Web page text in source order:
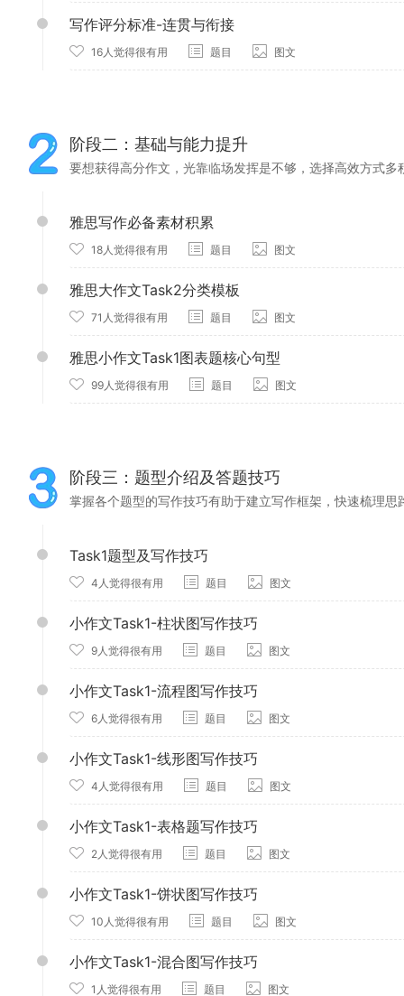
写作评分标准-连贯与衔接
16人觉得很有用 题目 图文
阶段二：基础与能力提升
要想获得高分作文，光靠临场发挥是不够，选择高效方式多
雅思写作必备素材积累
18人觉得很有用 题目 图文
雅思大作文Task2分类模板
71人觉得很有用 题目 图文
雅思小作文Task1图表题核心句型
99人觉得很有用 题目 图文
阶段三：题型介绍及答题技巧
掌握各个题型的写作技巧有助于建立写作框架，快速梳理思
Task1题型及写作技巧
4人觉得很有用 题目 图文
小作文Task1-柱状图写作技巧
9人觉得很有用 题目 图文
小作文Task1-流程图写作技巧
6人觉得很有用 题目 图文
小作文Task1-线形图写作技巧
4人觉得很有用 题目 图文
小作文Task1-表格题写作技巧
2人觉得很有用 题目 图文
小作文Task1-饼状图写作技巧
10人觉得很有用 题目 图文
小作文Task1-混合图写作技巧
1人觉得很有用 题目 图文